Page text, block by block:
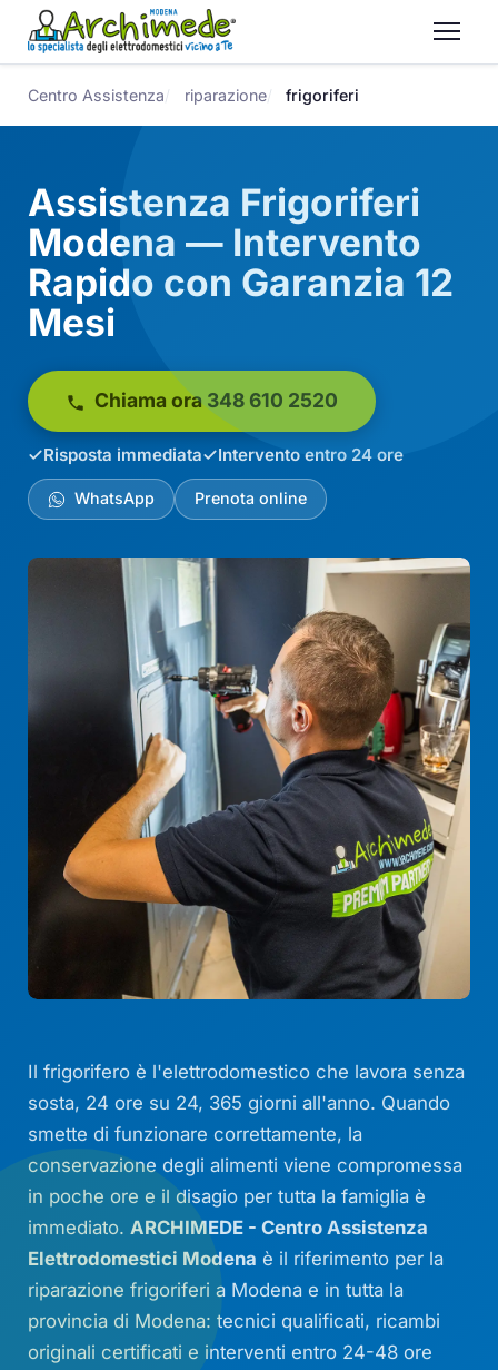
Centro Assistenza riparazione frigoriferi
Assistenza Frigoriferi
Modena — Intervento
Rapido con Garanzia 12
Mesi
Chiama ora 348 610 2520
Risposta immediata Intervento entro 24 ore
WhatsApp Prenota online
Il frigorifero è l'elettrodomestico che lavora senza
sosta, 24 ore su 24, 365 giorni all'anno. Quando
smette di funzionare correttamente, la
conservazione degli alimenti viene compromessa
in poche ore e il disagio per tutta la famiglia è
immediato. ARCHIMEDE - Centro Assistenza
Elettrodomestici Modena è il riferimento per la
riparazione frigoriferi a Modena e in tutta la
provincia di Modena: tecnici qualificati, ricambi
originali certificati e interventi entro 24-48 ore